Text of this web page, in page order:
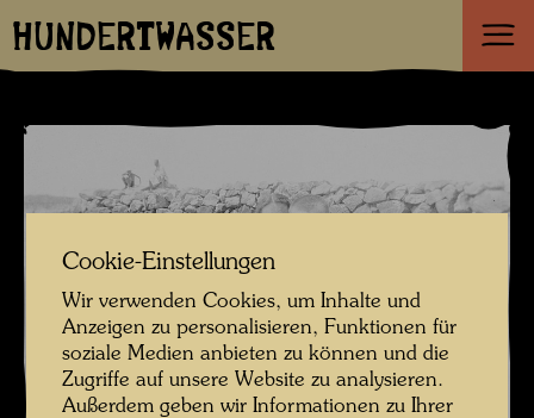
HUNDERTWASSER
Cookie-Einstellungen
Wir verwenden Cookies, um Inhalte und
Anzeigen zu personalisieren, Funktionen für
soziale Medien anbieten zu können und die
Zugriffe auf unsere Website zu analysieren.
Außerdem geben wir Informationen zu Ihrer